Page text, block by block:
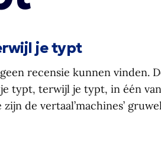
je typt
recensie kunnen vinden.
typt, terwijl je typt, in één
de vertaal’machines’